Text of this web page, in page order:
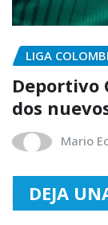
LIGA
Deportivo
dos
Mario
DEJA